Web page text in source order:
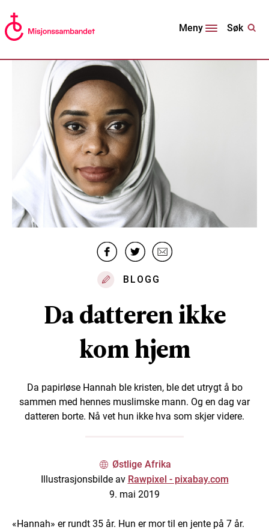
Meny Søk
BLOGG
Da datteren ikke
kom hjem
Da papirløse Hannah ble kristen, ble det utrygt å bo
sammen med hennes muslimske mann. Og en dag var
datteren borte. Nå vet hun ikke hva som skjer videre.
Østlige Afrika
Illustrasjonsbilde av Rawpixel - pixabay.com
9. mai 2019
«Hannah» er rundt 35 år. Hun er mor til en jente på 7 år.